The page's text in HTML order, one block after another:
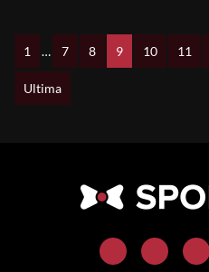
1 … 7 8 9 10 11
Ultima